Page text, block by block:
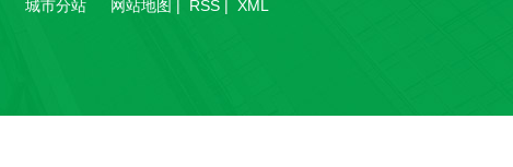
城市分站 网站地图 | RSS| XML